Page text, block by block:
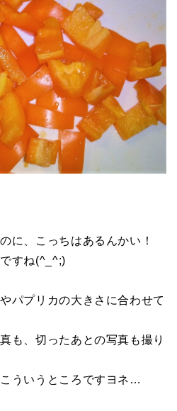
に、こっちはあるんかい！
すね(^_^;)
パプリカの大きさに合わせて
も、切ったあとの写真も撮り
ういうところですヨネ…